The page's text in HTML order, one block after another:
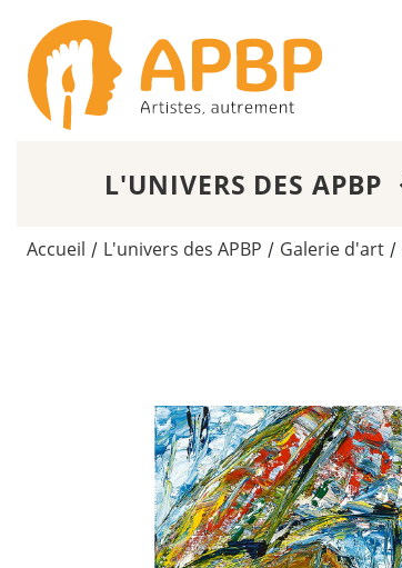
L'UNIVERS DES APBP
Accueil / L'univers des APBP / Galerie d'art /